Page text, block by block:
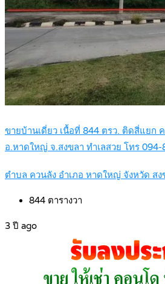
ขายบ้านเดี่ยว เนื้อที่ 844 ตรว. ติดสี่แยก
อ.หาดใหญ่ จ.สงขลา ทำเลสวย โทร
ตำบล ควนลัง อำเภอ หาดใหญ่ จังหวัด สง
844 ตารางวา
3 ปี ago